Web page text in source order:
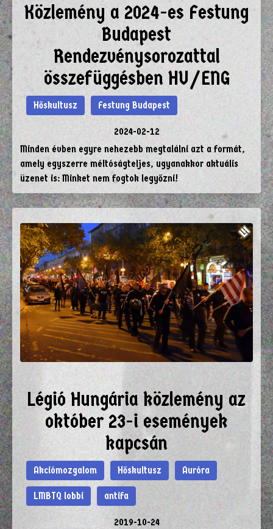
Közlemény a 2024-es Festung
Budapest
Rendezvénysorozattal
összefüggésben HU/ENG
Hőskultusz Festung Budapest
2024-02-12
Minden évben egyre nehezebb megtalálni azt a formát,
amely egyszerre méltóságteljes, ugyanakkor aktuális
üzenet is: Minket nem fogtok legyőzni!
Légió Hungária közlemény az
október 23-i események
kapcsán
Akciómozgalom Hőskultusz Auróra
LMBTQ lobbi antifa
2019-10-24